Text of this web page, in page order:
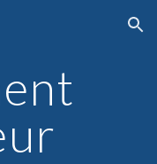
Skip to navigation